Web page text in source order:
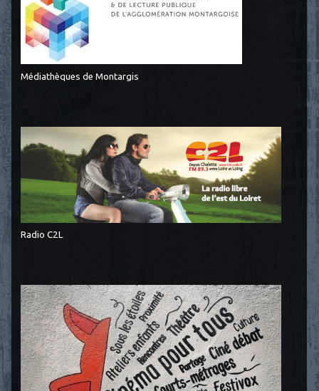
Médiathèques de Montargis
Radio C2L